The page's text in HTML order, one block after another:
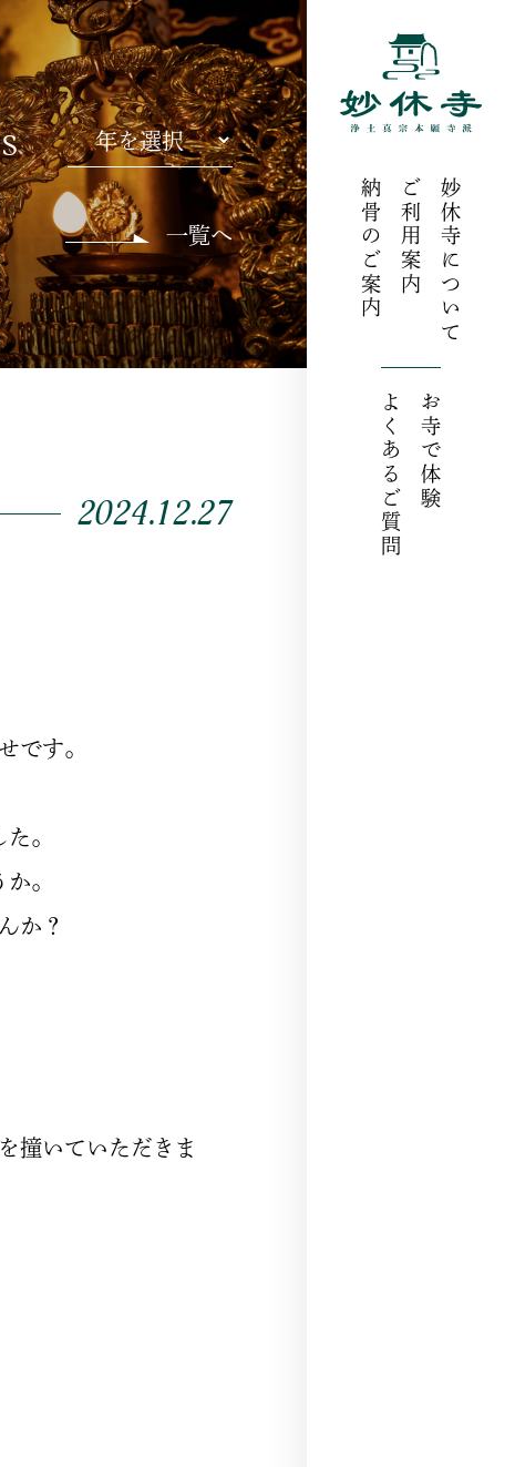
妙休寺について
ご利用案内
納骨のご案内
お寺で体験
よくあるご質問
一覧へ
2024.12.27
です。
。
。
か？
撞いていただきま